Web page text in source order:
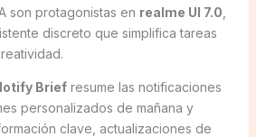
son protagonistas en realme UI 7.0
discreto que simplifica tareas
Briefresume las notificaciones
personalizados de mañana y
clave, actualizaciones de